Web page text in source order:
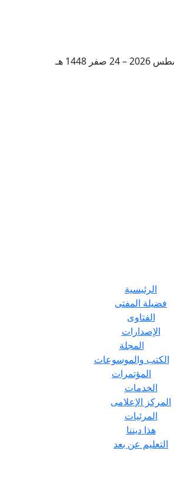
الرئيسية
فضيلة المفتى
الفتاوى
الإصدارات
المجلة
الكتب والموسوعات
المؤتمرات
الخدمات
المركز الإعلامى
المرئيات
هذا ديننا
التعليم عن بعد